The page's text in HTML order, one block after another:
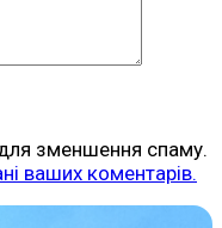
зменшення спаму.
ваших коментарів.